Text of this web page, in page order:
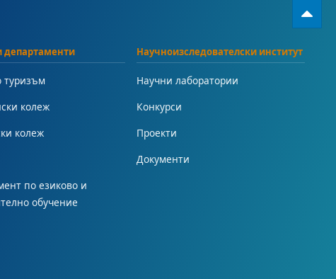
департаменти
туризъм
колеж
колеж
по езиково и
обучение
Научноизследователски институт
Научни лаборатории
Конкурси
Проекти
Документи